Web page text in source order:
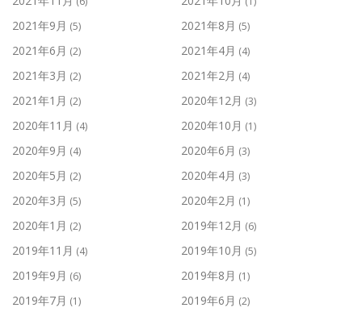
2021年9月 (5) 2021年8月 (5)
2021年6月 (2) 2021年4月 (4)
2021年3月 (2) 2021年2月 (4)
2021年1月 (2) 2020年12月 (3)
2020年11月 (4) 2020年10月 (1)
2020年9月 (4) 2020年6月 (3)
2020年5月 (2) 2020年4月 (3)
2020年3月 (5) 2020年2月 (1)
2020年1月 (2) 2019年12月 (6)
2019年11月 (4) 2019年10月 (5)
2019年9月 (6) 2019年8月 (1)
2019年7月 (1) 2019年6月 (2)